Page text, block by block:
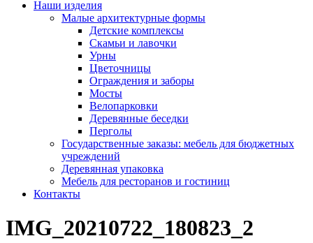
Наши изделия
Малые архитектурные формы
Детские комплексы
Скамьи и лавочки
Урны
Цветочницы
Ограждения и заборы
Мосты
Велопарковки
Деревянные беседки
Перголы
Государственные заказы: мебель для бюджетных
учреждений
Деревянная упаковка
Мебель для ресторанов и гостиниц
Контакты
IMG_20210722_180823_2